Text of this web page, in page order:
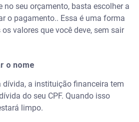
seu orçamento, basta escolher a
o pagamento.. Essa é uma forma
valores que você deve, sem sair
o nome
dívida, a instituição financeira tem
do seu CPF. Quando isso
limpo.